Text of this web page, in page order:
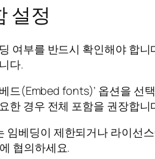
설정
여부를 반드시 확인해야 합
다.
드(Embed fonts)’ 옵션을
한 경우 전체 포함을 권장합니
임베딩이 제한되거나 라이선
협의하세요.